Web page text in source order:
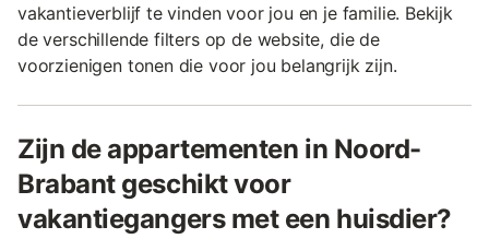
vakantieverblijf te vinden voor jou en je familie. Bekijk
de verschillende filters op de website, die de
voorzienigen tonen die voor jou belangrijk zijn.
Zijn de appartementen in Noord-
Brabant geschikt voor
vakantiegangers met een huisdier?